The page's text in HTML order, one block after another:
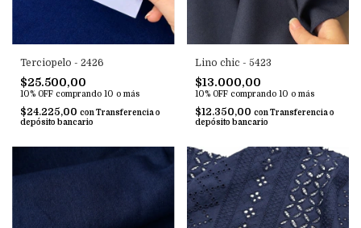
Terciopelo - 2426
$25.500,00
10% OFF comprando 10 o más
$24.225,00 con Transferencia o
depósito bancario
Lino chic - 5423
$13.000,00
10% OFF comprando 10 o más
$12.350,00 con Transferencia o
depósito bancario